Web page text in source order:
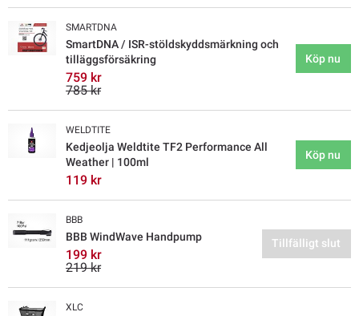
SMARTDNA
SmartDNA / ISR-stöldskyddsmärkning och
tilläggsförsäkring
759 kr
785 kr
Köp nu
WELDTITE
Kedjeolja Weldtite TF2 Performance All
Weather | 100ml
119 kr
Köp nu
BBB
BBB WindWave Handpump
199 kr
219 kr
Tillfälligt slut
XLC